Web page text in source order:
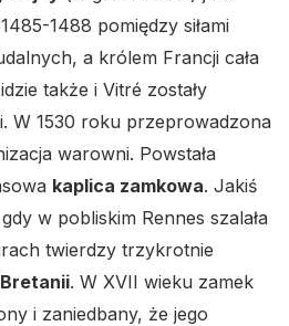
1488 pomiędzy siłami
a królem Francji cała
także i Vitré zostały
W 1530 roku przeprowadzona
warowni. Powstała
kaplica zamkowa. Jakiś
w pobliskim Rennes szalała
twierdzy trzykrotnie
. W XVII wieku zamek
i zaniedbany, że jego